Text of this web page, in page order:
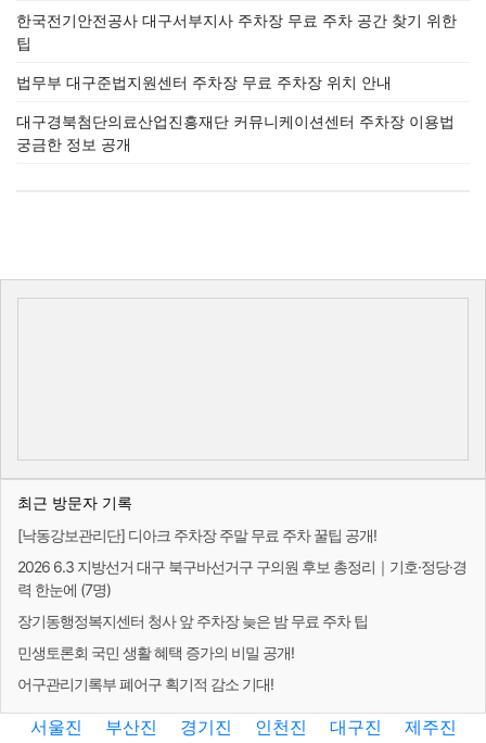
한국전기안전공사 대구서부지사 주차장 무료 주차 공간 찾기 위한
팁
법무부 대구준법지원센터 주차장 무료 주차장 위치 안내
대구경북첨단의료산업진흥재단 커뮤니케이션센터 주차장 이용법
궁금한 정보 공개
최근 방문자 기록
[낙동강보관리단] 디아크 주차장 주말 무료 주차 꿀팁 공개!
2026 6.3 지방선거 대구 북구바선거구 구의원 후보 총정리｜기호·정당·경
력 한눈에 (7명)
장기동행정복지센터 청사 앞 주차장 늦은 밤 무료 주차 팁
민생토론회 국민 생활 혜택 증가의 비밀 공개!
어구관리기록부 폐어구 획기적 감소 기대!
서울진 부산진 경기진 인천진 대구진
제주진